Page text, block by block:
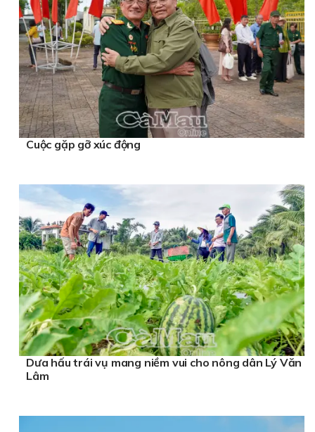
Cuộc gặp gỡ xúc động
Dưa hấu trái vụ mang niềm vui cho nông dân Lý Văn
Lâm